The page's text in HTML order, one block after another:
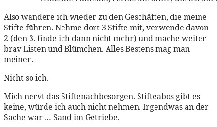
Also wandere ich wieder zu den Geschäften, die meine
Stifte führen. Nehme dort 3 Stifte mit, verwende davon
2 (den 3. finde ich dann nicht mehr) und mache weiter
brav Listen und Blümchen. Alles Bestens mag man
meinen.
Nicht so ich.
Mich nervt das Stiftenachbesorgen. Stifteabos gibt es
keine, würde ich auch nicht nehmen. Irgendwas an der
Sache war … Sand im Getriebe.